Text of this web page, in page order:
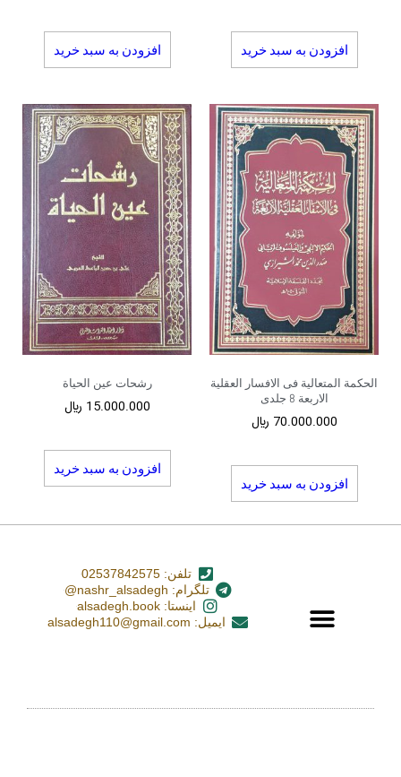
افزودن به سبد خرید افزودن به سبد خرید
الحکمة المتعالیة فی الافسار العقلیة
الاربعة 8 جلدی
70.000.000 ﷼
افزودن به سبد خرید
رشحات عین الحیاة
15.000.000 ﷼
افزودن به سبد خرید
تلفن: 02537842575
تلگرام: nashr_alsadegh@
اینستا: alsadegh.book
ایمیل: alsadegh110@gmail.com